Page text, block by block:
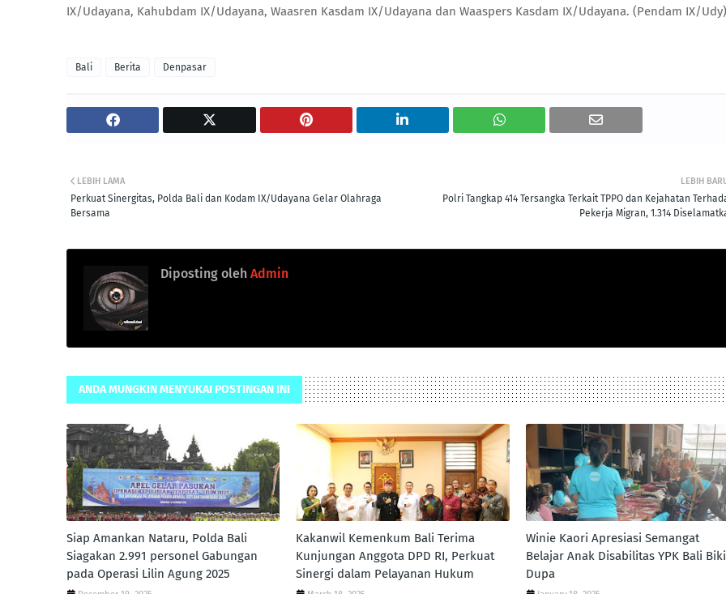
IX/Udayana, Kahubdam IX/Udayana, Waasren Kasdam IX/Udayana dan Waaspers Kasdam IX/Udayana. (Pendam IX/Udy)
Bali Berita Denpasar
LEBIH
Polri Tangkap 414 Tersangka Terkait TPPO dan Kejahatan
Pekerja Migran, 1.314
LEBIH LAMA
Perkuat Sinergitas, Polda Bali dan Kodam IX/Udayana Gelar Olahraga
Bersama
Diposting oleh Admin
ANDA MUNGKIN MENYUKAI POSTINGAN INI
Siap Amankan Nataru, Polda Bali
Siagakan 2.991 personel Gabungan
pada Operasi Lilin Agung 2025
Kakanwil Kemenkum Bali Terima
Kunjungan Anggota DPD RI, Perkuat
Sinergi dalam Pelayanan Hukum
Winie Kaori Apresiasi Semangat
Belajar Anak Disabilitas YPK Bali
Dupa